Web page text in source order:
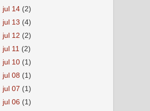
jul 14 (2)
jul 13 (4)
jul 12 (2)
jul 11 (2)
jul 10 (1)
jul 08 (1)
jul 07 (1)
jul 06 (1)